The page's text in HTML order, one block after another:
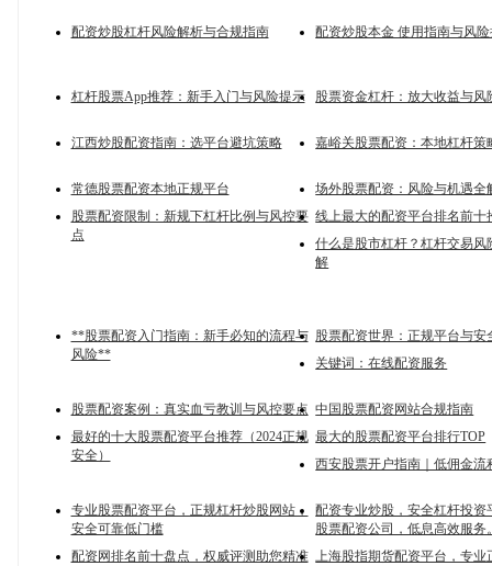
配资炒股杠杆风险解析与合规指南 配资炒股本金 使用指南与风
杠杆股票App推荐：新手入门与风险提示 股票资金杠杆：放大收益与风
江西炒股配资指南：选平台避坑策略 嘉峪关股票配资：本地杠杆策
常德股票配资本地正规平台
场外股票配资：风险与机遇全
股票配资限制：新规下杠杆比例与风控要
点
线上最大的配资平台排名前十
什么是股市杠杆？杠杆交易风
解
**股票配资入门指南：新手必知的流程与
风险**
股票配资世界：正规平台与安
关键词：在线配资服务
股票配资案例：真实血亏教训与风控要点 中国股票配资网站合规指南
最好的十大股票配资平台推荐（2024正规
安全）
最大的股票配资平台排行TOP
西安股票开户指南｜低佣金流
专业股票配资平台，正规杠杆炒股网站，
安全可靠低门槛
配资专业炒股，安全杠杆投资
股票配资公司，低息高效服务
配资网排名前十盘点，权威评测助您精准 上海股指期货配资平台，专业